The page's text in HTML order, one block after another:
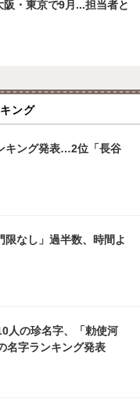
・東京で9月...担当者と
ング
キング発表…2位「長谷
限なし」過半数、時間よ
人の珍名字、「勅使河
名字ランキング発表